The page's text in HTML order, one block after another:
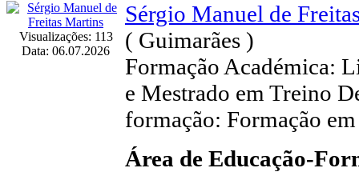
Visualizações: 113
Data: 06.07.2026
Sérgio Manuel de
( Guimarães )
Formação Académica:
e Mestrado em Treino
formação: Formação
Área de Educação-